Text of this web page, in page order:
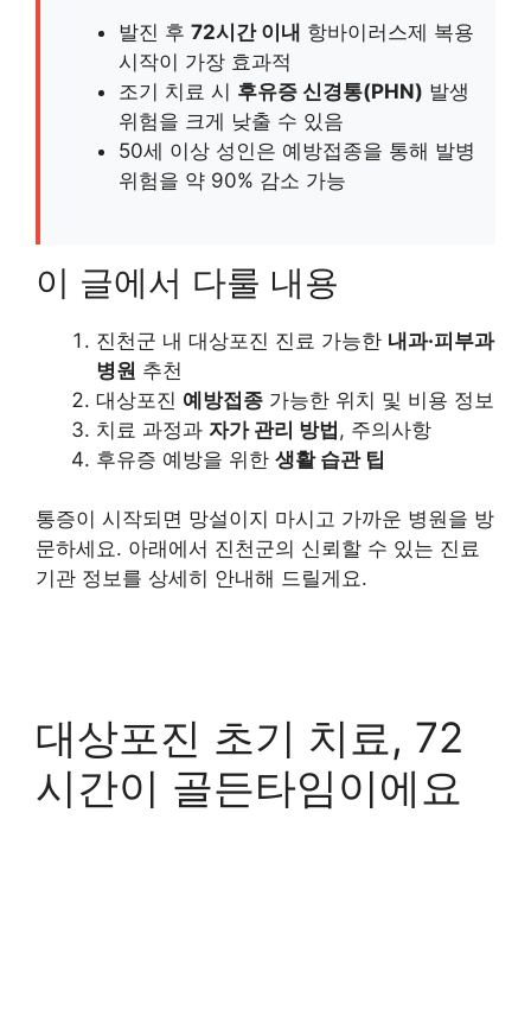
발진 후 72시간 이내 항바이러스제 복용
시작이 가장 효과적
조기 치료 시 후유증 신경통(PHN) 발생
위험을 크게 낮출 수 있음
50세 이상 성인은 예방접종을 통해 발병
위험을 약 90% 감소 가능
이 글에서 다룰 내용
진천군 내 대상포진 진료 가능한 내과·피부과
병원 추천
대상포진 예방접종 가능한 위치 및 비용 정보
치료 과정과 자가 관리 방법, 주의사항
후유증 예방을 위한 생활 습관 팁
통증이 시작되면 망설이지 마시고 가까운 병원을 방
문하세요. 아래에서 진천군의 신뢰할 수 있는 진료
기관 정보를 상세히 안내해 드릴게요.
대상포진 초기 치료, 72
시간이 골든타임이에요